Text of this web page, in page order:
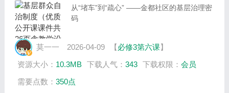
从“堵车”到“疏心” ——金都社区的基层治理密
码
莫一一 2026-04-09 【必修3第六课】
资源大小： 10.3MB 下载人气： 343 下载权限： 会员
需要点数： 350点